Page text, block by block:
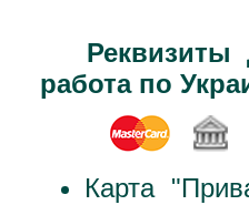
работа по
Карта